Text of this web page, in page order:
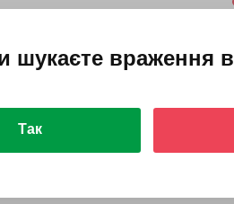
шукаєте враження в
Так